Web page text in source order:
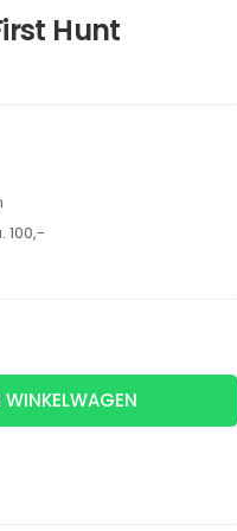
Hunt
100,-
WINKELWAGEN